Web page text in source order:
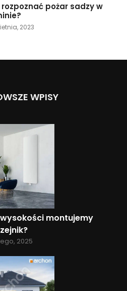
pożar sadzy w
2023
WPISY
montujemy
2025